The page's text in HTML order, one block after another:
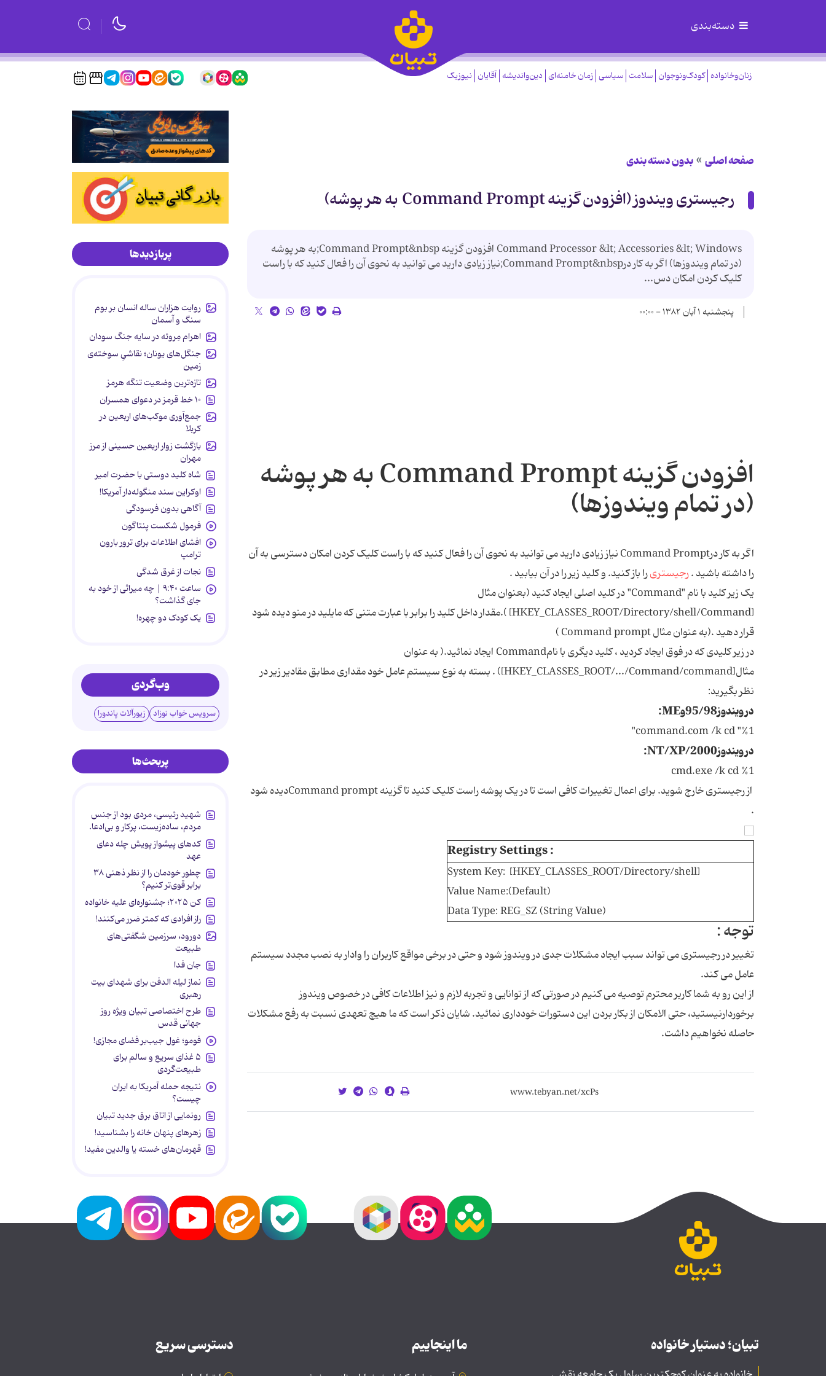
دسته‌بندی
زنان‌وخانواده کودک‌ونوجوان سلامت سیاسی زمان خامنه‌ای دین‌واندیشه آقایان نیوزیک
صفحه اصلی بدون دسته بندی
رجیستری ویندوز (افزودن گزینه Command Prompt به هر پوشه)
Command Processor &lt; Accessories &lt; Windows افزودن گزینه Command Prompt&nbsp;به هر پوشه
(در تمام ویندوزها) اگر به کار درCommand Prompt&nbsp;نیاز زیادی دارید می توانید به نحوی آن را فعال کنید که با راست
کلیک کردن امکان دس...
پنجشنبه ۱ آبان ۱۳۸۲ - ۰۰:۰۰
افزودن گزینه Command Prompt به هر پوشه
(در تمام ویندوزها)
اگر به کار درCommand Prompt نیاز زیادی دارید می توانید به نحوی آن را فعال کنید که با راست کلیک کردن امکان دسترسی به آن
را داشته باشید .رجیستریرا باز کنید. و کلید زیر را در آن بیابید .
یک زیر کلید با نام "Command" در کلید اصلی ایجاد کنید (بعنوان مثال
[HKEY_CLASSES_ROOT/Directory/shell/Command] ).مقدار داخل کلید را برابر با عبارت متنی که مایلید در منو دیده شود
قرار دهید .(به عنوان مثال Command prompt )
در زیر کلیدی که در فوق ایجاد کردید ، کلید دیگری با نامCommand ایجاد نمائید.( به عنوان
مثال[HKEY_CLASSES_ROOT/.../Command/command]) . بسته به نوع سیستم عامل خود مقداری مطابق مقادیر زیر در
نظر بگیرید:
در ویندوز95/98وME:
command.com /k cd "%1"
در ویندوز2000/NT/XP:
cmd.exe /k cd %1
از رجیستری خارج شوید. برای اعمال تغییرات کافی است تا در یک پوشه راست کلیک کنید تا گزینه Command promptدیده شود
.
Registry Settings :
System Key: [HKEY_CLASSES_ROOT/Directory/shell]
Value Name:(Default)
Data Type: REG_SZ (String Value)
توجه :
تغییر در رجیستری می تواند سبب ایجاد مشکلات جدی در ویندوز شود و حتی در برخی مواقع کاربران را وادار به نصب مجدد سیستم
عامل می کند.
از این رو به شما کاربر محترم توصیه می کنیمدر صورتی که از توانایی و تجربه لازم و نیز اطلاعات کافی در خصوص ویندوز
برخوردارنیستید، حتی الامکان از بکار بردن این دستورات خودداری نمائید. شایان ذکر است که ما هیچ تعهدی نسبت به رفع مشکلات
حاصله نخواهیم داشت.
پربازدیدها
روایت هزاران ساله انسان بر بوم
سنگ و آسمان
اهرام مِروئه در سایه جنگ سودان
جنگل‌های یونان؛ نقاشیِ سوخته‌ی
زمین
تازه‌ترین وضعیت تنگه هرمز
۱۰ خط قرمز در دعوای همسران
جمع‌آوری موکب‌های اربعین در
کربلا
بازگشت زوار اربعین حسینی از مرز
مهران
شاه کلید دوستی با حضرت امیر
اوکراین سند منگوله‌دار آمریکا!
آگاهی بدون فرسودگی
فرمول شکست پنتاگون
افشای اطلاعات برای ترور بارون
ترامپ
نجات از غرق شدگی
ساعت ۹:۴۰ | چه میراثی از خود به
جای گذاشت؟
یک کودک دو چهره!
وب‌گردی
سرویس خواب نوزاد زیورآلات پاندورا
پربحث‌ها
شهید رئیسی، مردی بود از جنس
مردم، ساده‌زیست، پرکار و بی‌ادعا.
کدهای پیشواز پویش چله دعای
عهد
چطور خودمان را از نظر ذهنی ۳۸
برابر قوی‌تر کنیم؟
کن ۲۰۲۵؛ جشنواره‌ای علیه خانواده
راز افرادی که کمتر ضرر می‌کنند!
دورود، سرزمین شگفتی‌های
طبیعت
جان فدا
نماز لیله الدفن برای شهدای بیت
رهبری
طرح اختصاصی تبیان ویژه روز
جهانی قدس
فومو؛ غول جیب‌بر فضای مجازی!
۵ غذای سریع و سالم برای
طبیعت‌گردی
نتیجه حمله آمریکا به ایران
چیست؟
رونمایی از اتاق برق جدید تبیان
زهرهای پنهان خانه را بشناسید!
قهرمان‌های خسته یا والدین مفید!
تبیان؛ دستیار خانواده ما اینجاییم دسترسی سریع